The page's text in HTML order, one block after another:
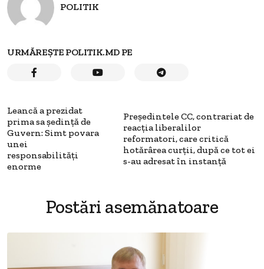
POLITIK
URMĂREȘTE POLITIK.MD PE
Leancă a prezidat
prima sa ședință de
Guvern: Simt povara
unei
responsabilități
enorme
Preşedintele CC, contrariat de
reacţia liberalilor
reformatori, care critică
hotărârea curţii, după ce tot ei
s-au adresat în instanţă
Postări asemănatoare